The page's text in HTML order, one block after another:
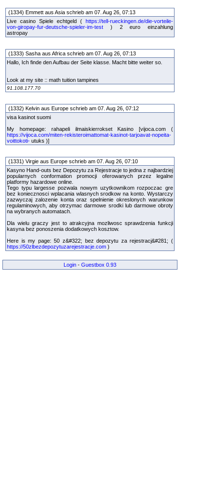
(1334) Emmett aus Asia schrieb am 07. Aug 26, 07:13
Live casino Spiele echtgeld ( https://tell-rueckingen.de/die-vorteile-
von-giropay-fur-deutsche-spieler-im-test ) 2 euro einzahlung
astropay
(1333) Sasha aus Africa schrieb am 07. Aug 26, 07:13
Hallo, Ich finde den Aufbau der Seite klasse. Macht bitte weiter so.
Look at my site :: math tuition tampines
91.108.177.70
(1332) Kelvin aus Europe schrieb am 07. Aug 26, 07:12
visa kasinot suomi
My homepage: rahapeli ilmaiskierrokset Kasino [vijoca.com (
https://vijoca.com/miten-rekisteroimattomat-kasinot-tarjoavat-nopeita-
voittokoti- utuks )]
(1331) Virgie aus Europe schrieb am 07. Aug 26, 07:10
Kasyno Hand-outs bez Depozytu za Rejestracje to jedna z najbardziej
popularnych conformation promocji oferowanych przez legalne
platformy hazardowe online.
Tego typu largesse pozwala nowym uzytkownikom rozpoczac gre
bez koniecznosci wplacania wlasnych srodkow na konto. Wystarczy
zazwyczaj zalozenie konta oraz spelnienie okreslonych warunkow
regulaminowych, aby otrzymac darmowe srodki lub darmowe obroty
na wybranych automatach.
Dla wielu graczy jest to atrakcyjna mozliwosc sprawdzenia funkcji
kasyna bez ponoszenia dodatkowych kosztow.
Here is my page: 50 z&#322; bez depozytu za rejestracj&#281; (
https://50zlbezdepozytuzarejestracje.com )
Login - Guestbox 0.93